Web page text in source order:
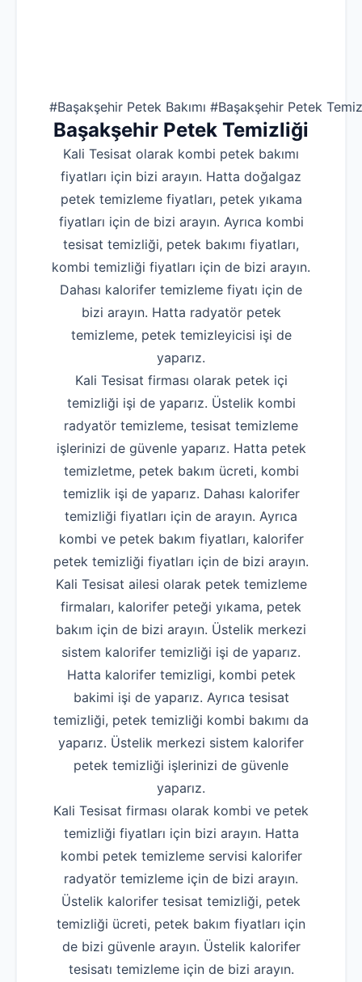
#Başakşehir Petek Bakımı #Başakşehir Petek
Başakşehir Petek Temizliği
Kali Tesisat olarak kombi petek bakımı
fiyatları için bizi arayın. Hatta doğalgaz
petek temizleme fiyatları, petek yıkama
fiyatları için de bizi arayın. Ayrıca kombi
tesisat temizliği, petek bakımı fiyatları,
kombi temizliği fiyatları için de bizi arayın.
Dahası kalorifer temizleme fiyatı için de
bizi arayın. Hatta radyatör petek
temizleme, petek temizleyicisi işi de
yaparız.
Kali Tesisat firması olarak petek içi
temizliği işi de yaparız. Üstelik kombi
radyatör temizleme, tesisat temizleme
işlerinizi de güvenle yaparız. Hatta petek
temizletme, petek bakım ücreti, kombi
temizlik işi de yaparız. Dahası kalorifer
temizliği fiyatları için de arayın. Ayrıca
kombi ve petek bakım fiyatları, kalorifer
petek temizliği fiyatları için de bizi arayın.
Kali Tesisat ailesi olarak petek temizleme
firmaları, kalorifer peteği yıkama, petek
bakım için de bizi arayın. Üstelik merkezi
sistem kalorifer temizliği işi de yaparız.
Hatta kalorifer temizligi, kombi petek
bakimi işi de yaparız. Ayrıca tesisat
temizliği, petek temizliği kombi bakımı da
yaparız. Üstelik merkezi sistem kalorifer
petek temizliği işlerinizi de güvenle
yaparız.
Kali Tesisat firması olarak kombi ve petek
temizliği fiyatları için bizi arayın. Hatta
kombi petek temizleme servisi kalorifer
radyatör temizleme için de bizi arayın.
Üstelik kalorifer tesisat temizliği, petek
temizliği ücreti, petek bakım fiyatları için
de bizi güvenle arayın. Üstelik kalorifer
tesisatı temizleme için de bizi arayın.